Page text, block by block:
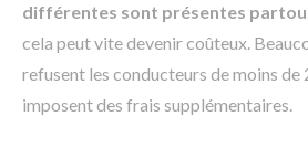
différentes sont présentes
cela peut vite devenir coûteux.
refusent les conducteurs de moins de
imposent des frais supplémentaires.